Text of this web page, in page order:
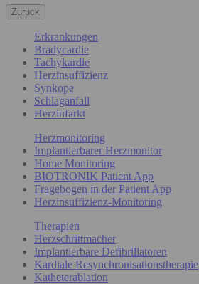
Zurück
Erkrankungen
Bradycardie
Tachykardie
Herzinsuffizienz
Synkope
Schlaganfall
Herzinfarkt
Herzmonitoring
Implantierbarer Herzmonitor
Home Monitoring
BIOTRONIK Patient App
Fragebogen in der Patient App
Herzinsuffizienz-Monitoring
Therapien
Herzschrittmacher
Implantierbare Defibrillatoren
Kardiale Resynchronisationstherapie
Katheterablation